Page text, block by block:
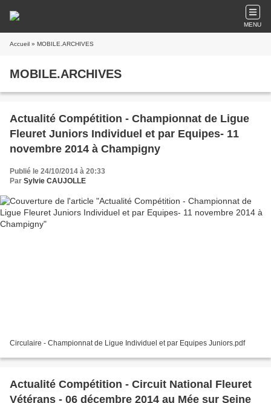
MENU
Accueil » MOBILE.ARCHIVES
MOBILE.ARCHIVES
Actualité Compétition - Championnat de Ligue
Fleuret Juniors Individuel et par Equipes- 11
novembre 2014 à Champigny
Publié le 24/10/2014 à 20:33
Par Sylvie CAUJOLLE
Circulaire - Championnat de Ligue Individuel et par Equipes Juniors.pdf
Actualité Compétition - Circuit National Fleuret
Vétérans - 06 décembre 2014 au Mée sur Seine